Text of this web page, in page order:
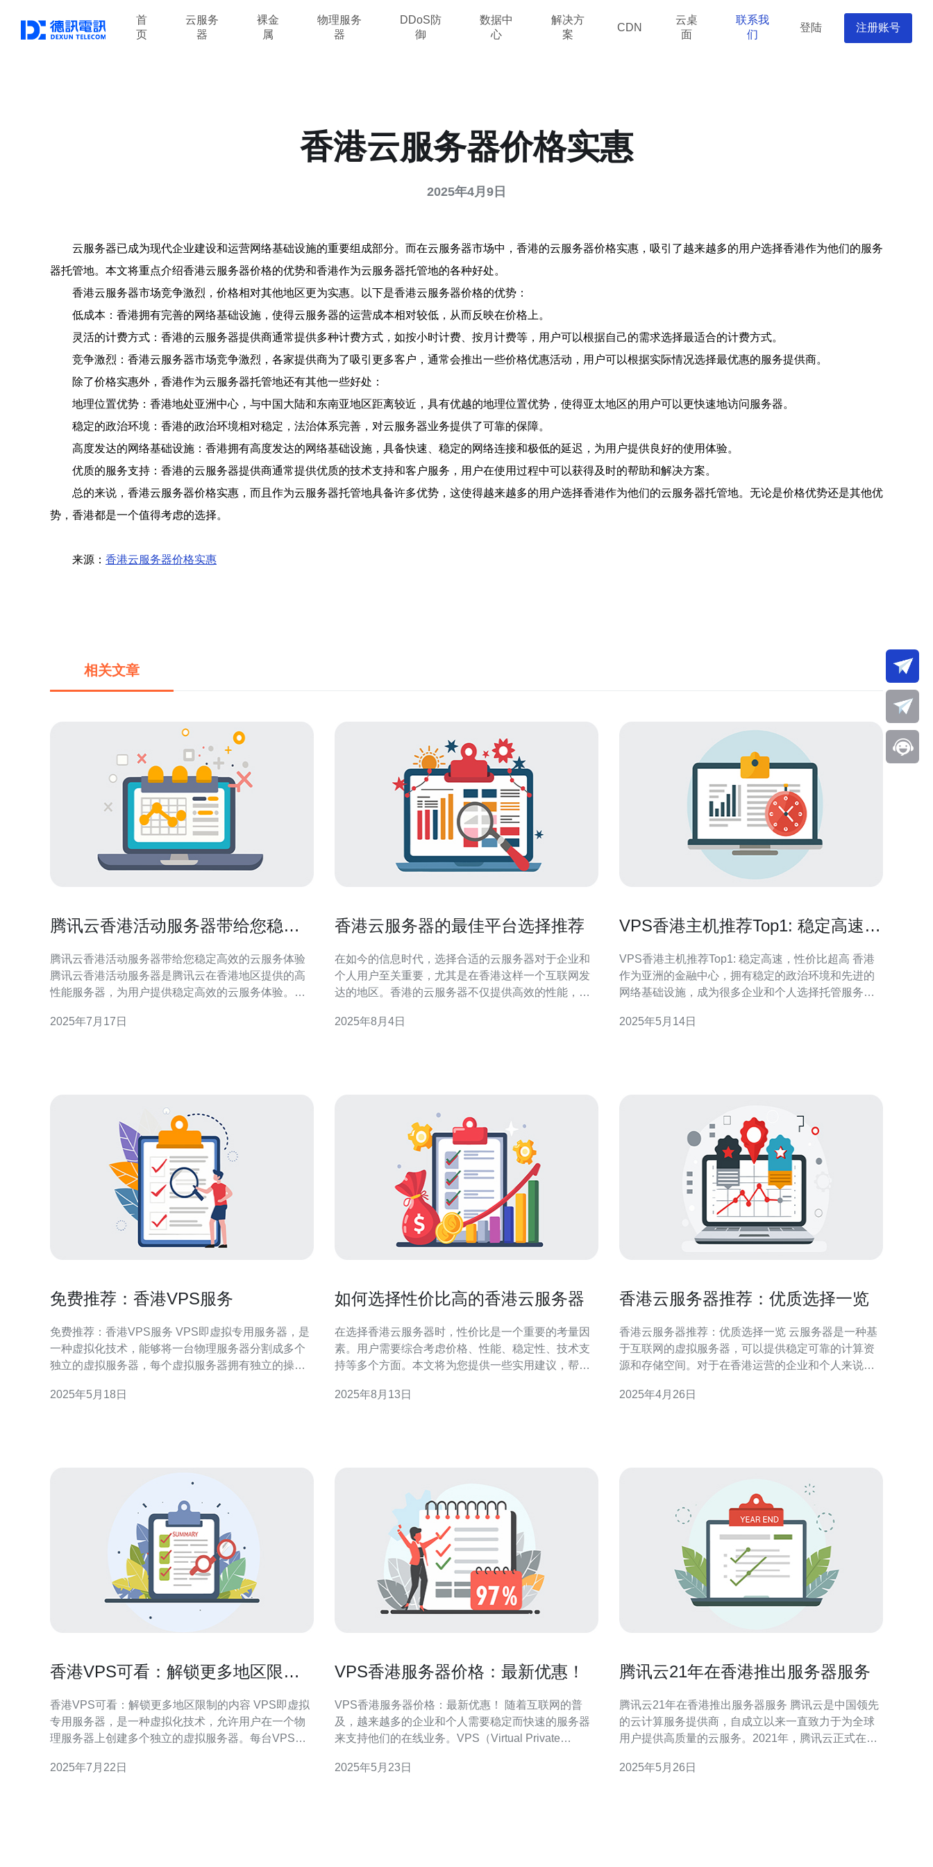
首
页
云服务
器
裸金
属
物理服务
器
DDoS防
御
数据中
心
解决方
案
CDN
云桌
面
联系我
们
登陆 注册账号
香港云服务器价格实惠
2025年4月9日
云服务器已成为现代企业建设和运营网络基础设施的重要组成部分。而在云服务器市场中，香港的云服务器价格实惠，吸引了越来越多的用户选择香港作为他们的服务
器托管地。本文将重点介绍香港云服务器价格的优势和香港作为云服务器托管地的各种好处。
香港云服务器市场竞争激烈，价格相对其他地区更为实惠。以下是香港云服务器价格的优势：
低成本：香港拥有完善的网络基础设施，使得云服务器的运营成本相对较低，从而反映在价格上。
灵活的计费方式：香港的云服务器提供商通常提供多种计费方式，如按小时计费、按月计费等，用户可以根据自己的需求选择最适合的计费方式。
竞争激烈：香港云服务器市场竞争激烈，各家提供商为了吸引更多客户，通常会推出一些价格优惠活动，用户可以根据实际情况选择最优惠的服务提供商。
除了价格实惠外，香港作为云服务器托管地还有其他一些好处：
地理位置优势：香港地处亚洲中心，与中国大陆和东南亚地区距离较近，具有优越的地理位置优势，使得亚太地区的用户可以更快速地访问服务器。
稳定的政治环境：香港的政治环境相对稳定，法治体系完善，对云服务器业务提供了可靠的保障。
高度发达的网络基础设施：香港拥有高度发达的网络基础设施，具备快速、稳定的网络连接和极低的延迟，为用户提供良好的使用体验。
优质的服务支持：香港的云服务器提供商通常提供优质的技术支持和客户服务，用户在使用过程中可以获得及时的帮助和解决方案。
总的来说，香港云服务器价格实惠，而且作为云服务器托管地具备许多优势，这使得越来越多的用户选择香港作为他们的云服务器托管地。无论是价格优势还是其他优
势，香港都是一个值得考虑的选择。
来源： 香港云服务器价格实惠
相关文章
腾讯云香港活动服务器带给您稳定
腾讯云香港活动服务器带给您稳定高效的云服务体验
腾讯云香港活动服务器是腾讯云在香港地区提供的高
性能服务器，为用户提供稳定高效的云服务体验。该
户对云计算资源的需求。 腾讯云香港活动服务器具有
2025年7月17日
香港云服务器的最佳平台选择推荐
在如今的信息时代，选择合适的云服务器对于企业和
个人用户至关重要，尤其是在香港这样一个互联网发
达的地区。香港的云服务器不仅提供高效的性能，而
最好、最佳、甚至最便宜的云服务器平台成为用户关
2025年8月4日
VPS香港主机推荐Top1: 稳定高速，
VPS香港主机推荐Top1: 稳定高速，性价比超高 香港
作为亚洲的金融中心，拥有稳定的政治环境和先进的
网络基础设施，成为很多企业和个人选择托管服务器
和良好的性价比备受推崇。 VPS香港主机提供的网络
2025年5月14日
免费推荐：香港VPS服务
免费推荐：香港VPS服务 VPS即虚拟专用服务器，是
一种虚拟化技术，能够将一台物理服务器分割成多个
独立的虚拟服务器，每个虚拟服务器拥有独立的操作
市，拥有优越的网络环境和通讯设施。选择香港VPS
2025年5月18日
如何选择性价比高的香港云服务器
在选择香港云服务器时，性价比是一个重要的考量因
素。用户需要综合考虑价格、性能、稳定性、技术支
持等多个方面。本文将为您提供一些实用建议，帮助
得信赖的服务提供商，提供高性价比的云服务器解决
2025年8月13日
香港云服务器推荐：优质选择一览
香港云服务器推荐：优质选择一览 云服务器是一种基
于互联网的虚拟服务器，可以提供稳定可靠的计算资
源和存储空间。对于在香港运营的企业和个人来说，
将介绍几家在香港颇受推荐的云服务器供应商。 供应
2025年4月26日
香港VPS可看：解锁更多地区限制
香港VPS可看：解锁更多地区限制的内容 VPS即虚拟
专用服务器，是一种虚拟化技术，允许用户在一个物
理服务器上创建多个独立的虚拟服务器。每台VPS都
运行。 香港VPS在亚洲地区拥有良好的网络连接和稳
2025年7月22日
VPS香港服务器价格：最新优惠！
VPS香港服务器价格：最新优惠！ 随着互联网的普
及，越来越多的企业和个人需要稳定而快速的服务器
来支持他们的在线业务。VPS（Virtual Private
能和灵活性，而香港作为一个国际化城市，拥有着优
2025年5月23日
腾讯云21年在香港推出服务器服务
腾讯云21年在香港推出服务器服务 腾讯云是中国领先
的云计算服务提供商，自成立以来一直致力于为全球
用户提供高质量的云服务。2021年，腾讯云正式在香
布局。 腾讯云的服务器服务拥有强大的性能、稳定的
2025年5月26日